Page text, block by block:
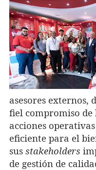
asesores externos,
fiel compromiso
acciones
eficiente para el
susstakeholders
de gestión de